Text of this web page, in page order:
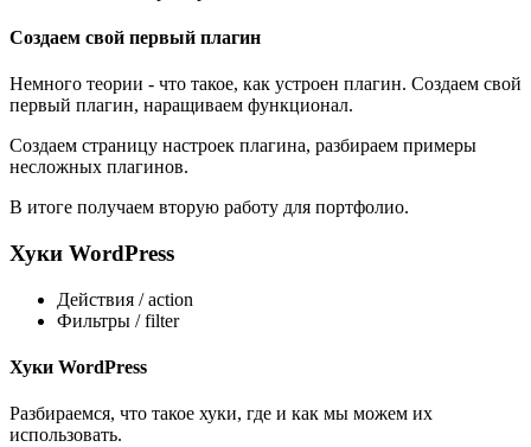
Создаем свой первый плагин
Немного теории - что такое, как устроен плагин. Создаем свой
первый плагин, наращиваем функционал.
Создаем страницу настроек плагина, разбираем примеры
несложных плагинов.
В итоге получаем вторую работу для портфолио.
Хуки WordPress
Действия / action
Фильтры / filter
Хуки WordPress
Разбираемся, что такое хуки, где и как мы можем их
использовать.